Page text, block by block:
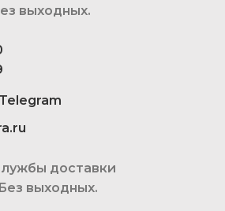
выходных.
доставки
выходных.